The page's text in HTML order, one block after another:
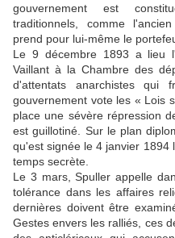
gouvernement est
traditionnels, comme
prend pour lui-même le
Le 9 décembre 1893 a lieu
Vaillant à la Chambre des
d'attentats anarchistes
gouvernement vote les « Lois
place une sévère répression
est guillotiné. Sur le plan
qu'est signée le 4 janvier 1894
temps secrète.
Le 3 mars, Spuller appelle
tolérance dans les affaires
dernières doivent être
Gestes envers les ralliés, ces